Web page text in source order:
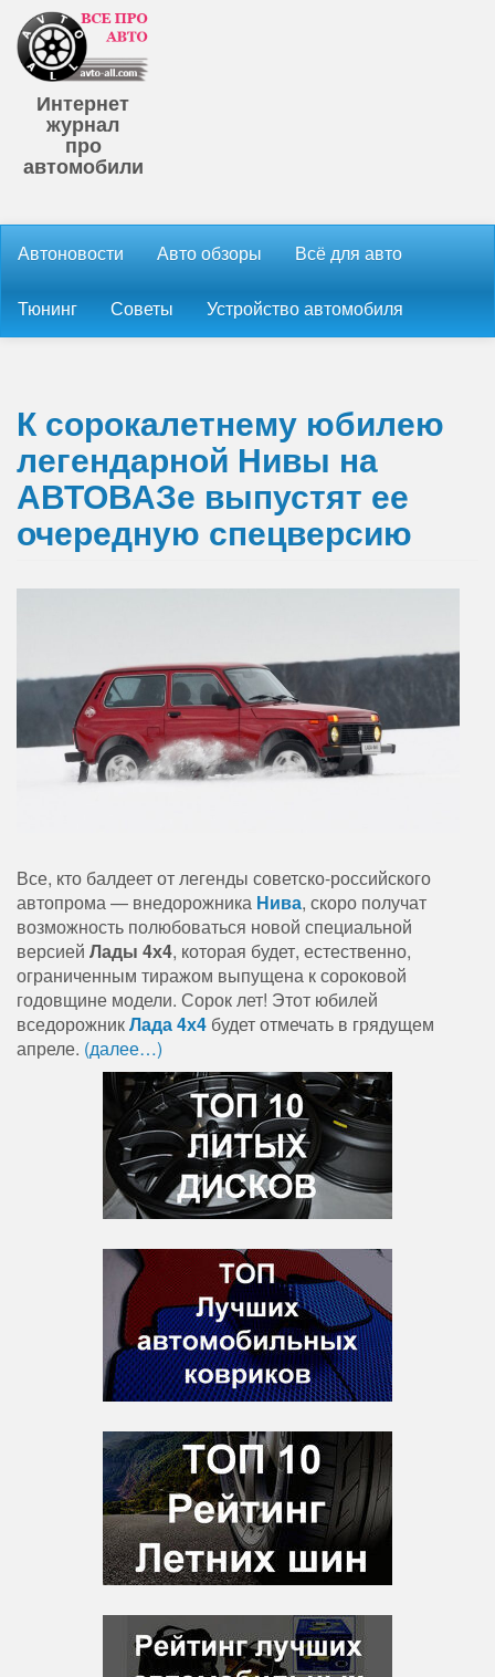
Интернет
журнал
про
автомобили
Автоновости Авто обзоры Всё для авто
Тюнинг Советы Устройство автомобиля
К сорокалетнему юбилею
легендарной Нивы на
АВТОВАЗе выпустят ее
очередную спецверсию
Все, кто балдеет от легенды советско-российского
автопрома — внедорожника Нива, скоро получат
возможность полюбоваться новой специальной
версией Лады 4х4, которая будет, естественно,
ограниченным тиражом выпущена к сороковой
годовщине модели. Сорок лет! Этот юбилей
вседорожникЛада 4х4 будет отмечать в грядущем
апреле. (далее…)